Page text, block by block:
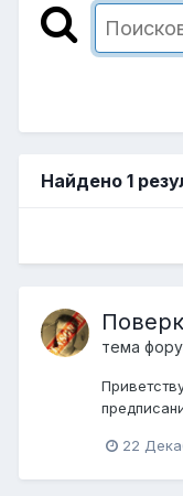
Найдено 1
тема
22